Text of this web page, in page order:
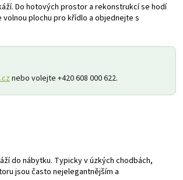
Do hotových prostor a rekonstrukcí se hodí
plochu pro křídlo a objednejte s
nebo volejte +420 608 000 622.
do nábytku. Typicky v úzkých chodbách,
jsou často nejelegantnějším a